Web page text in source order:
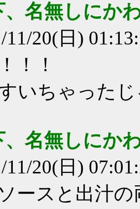
、名無しにか
11/20(日)
！！
いちゃった
、名無しにか
11/20(日)
ースと出汁